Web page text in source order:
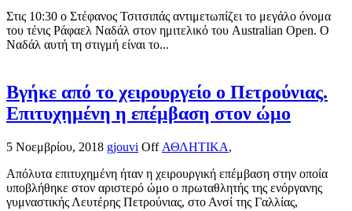
Στις 10:30 ο Στέφανος Τσιτσιπάς αντιμετωπίζει το μεγάλο όνομα
του τένις Ράφαελ Ναδάλ στον ημιτελικό του Australian Open. Ο
Ναδάλ αυτή τη στιγμή είναι το...
Βγήκε από το χειρουργείο ο Πετρούνιας.
Επιτυχημένη η επέμβαση στον ώμο
5 Νοεμβρίου, 2018 gjouvi Off ΑΘΛΗΤΙΚΑ,
Απόλυτα επιτυχημένη ήταν η χειρουργική επέμβαση στην οποία
υποβλήθηκε στον αριστερό ώμο ο πρωταθλητής της ενόργανης
γυμναστικής Λευτέρης Πετρούνιας, στο Ανσί της Γαλλίας,